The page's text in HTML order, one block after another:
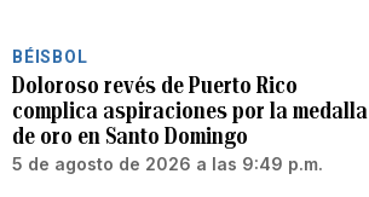
BÉISBOL
Doloroso revés de Puerto Rico
complica aspiraciones por la medalla
de oro en Santo Domingo
5 de agosto de 2026 a las 9:49 p.m.